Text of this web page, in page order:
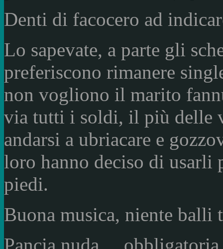
Denti di facocero ad
Lo sapevate, a parte gli
preferiscono rimanere
non vogliono il marito
via tutti i soldi, il più delle
andarsi a ubriacare e
loro hanno deciso di usarli
piedi.
Buona musica, niente balli
Pancia nuda....